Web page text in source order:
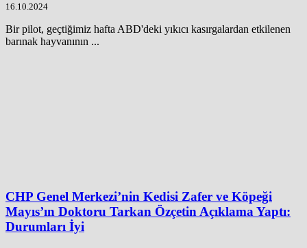
16.10.2024
Bir pilot, geçtiğimiz hafta ABD'deki yıkıcı kasırgalardan etkilenen
barınak hayvanının ...
CHP Genel Merkezi’nin Kedisi Zafer ve Köpeği
Mayıs’ın Doktoru Tarkan Özçetin Açıklama Yaptı:
Durumları İyi